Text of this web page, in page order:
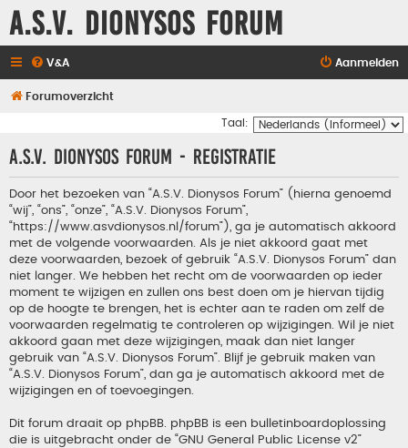
A.S.V. Dionysos Forum
V&A Aanmelden
Forumoverzicht
Taal:
A.S.V. Dionysos Forum - Registratie
Door het bezoeken van “A.S.V. Dionysos Forum” (hierna genoemd
“wij”, “ons”, “onze”, “A.S.V. Dionysos Forum”,
“https://www.asvdionysos.nl/forum”), ga je automatisch akkoord
met de volgende voorwaarden. Als je niet akkoord gaat met
deze voorwaarden, bezoek of gebruik “A.S.V. Dionysos Forum” dan
niet langer. We hebben het recht om de voorwaarden op ieder
moment te wijzigen en zullen ons best doen om je hiervan tijdig
op de hoogte te brengen, het is echter aan te raden om zelf de
voorwaarden regelmatig te controleren op wijzigingen. Wil je niet
akkoord gaan met deze wijzigingen, maak dan niet langer
gebruik van “A.S.V. Dionysos Forum”. Blijf je gebruik maken van
“A.S.V. Dionysos Forum”, dan ga je automatisch akkoord met de
wijzigingen en of toevoegingen.
Dit forum draait op phpBB. phpBB is een bulletinboardoplossing
die is uitgebracht onder de “GNU General Public License v2”